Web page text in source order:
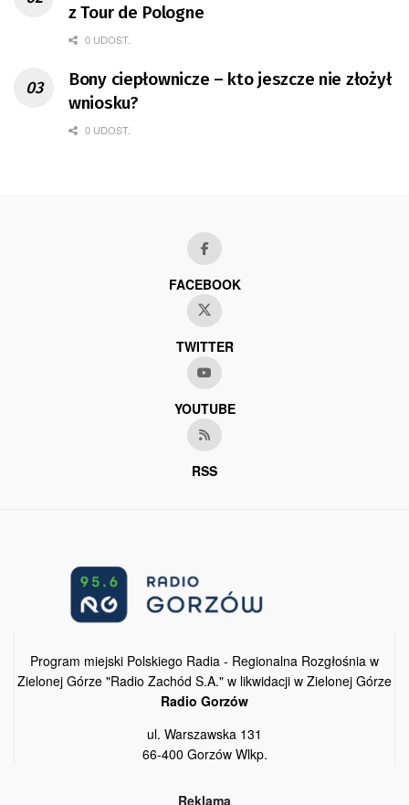
z Tour de Pologne
0 UDOST.
Bony ciepłownicze – kto jeszcze nie złożył
wniosku?
0 UDOST.
FACEBOOK
TWITTER
YOUTUBE
RSS
Program miejski Polskiego Radia - Regionalna Rozgłośnia w
Zielonej Górze "Radio Zachód S.A." w likwidacji w Zielonej Górze
Radio Gorzów
ul. Warszawska 131
66-400 Gorzów Wlkp.
Reklama